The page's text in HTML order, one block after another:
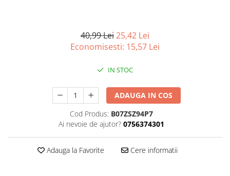
Scule electrice si unelte
Silicon, spume si solutii tehnice
Uscatoare rufe
Utilaje si materiale de constructii
Laptop, Tablete & Telefoane
Accesorii tablete
Telefoane Mobile & accesorii
40,99 Lei25,42 Lei
Economisesti: 15,57 Lei
IN STOC
ADAUGA IN COS
Cod Produs: B07ZSZ94P7
Ai nevoie de ajutor? 0756374301
Adauga la Favorite Cere informatii